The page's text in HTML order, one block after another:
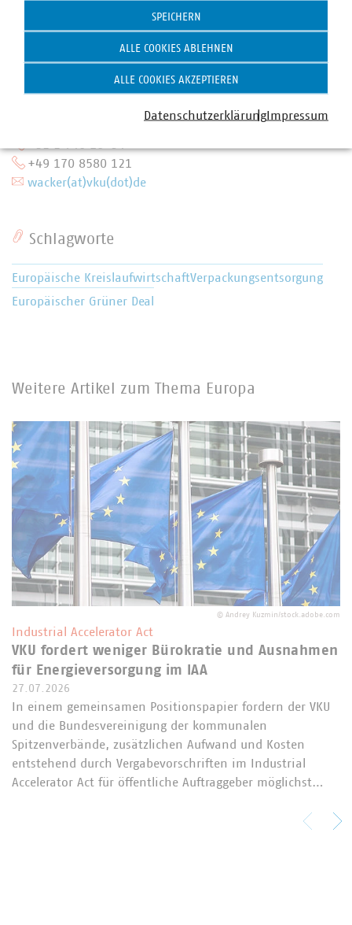
Anna Leena Wacker
Senior-Referentin für Kreislaufwirtschaft und
+49 170 8580 121
wacker(at)vku(dot)de
Schlagworte
Europäische KreislaufwirtschaftVerpackungsentsorgung
Europäischer Grüner Deal
Weitere Artikel zum Thema Europa
© Andrey Kuzmin/stock.adobe.com
Industrial Accelerator Act
VKU fordert weniger Bürokratie und Ausnahmen
für Energieversorgung im IAA
27.07.2026
In einem gemeinsamen Positionspapier fordern der VKU
und die Bundesvereinigung der kommunalen
Spitzenverbände, zusätzlichen Aufwand und Kosten
entstehend durch Vergabevorschriften im Industrial
Accelerator Act für öffentliche Auftraggeber möglichst…
SPEICHERN
ALLE COOKIES ABLEHNEN
ALLE COOKIES AKZEPTIEREN
DatenschutzerklärungImpressum